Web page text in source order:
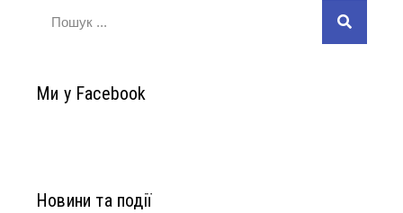
Ми у Facebook
Новини та події